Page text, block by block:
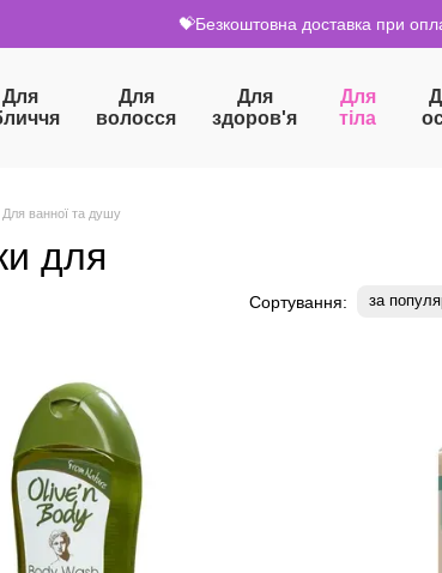
💝Безкоштовна доставка при
Для
Для
волосся
Для
здоров'я
Для
тіла
Для ванної та душу
для
Сортування: за